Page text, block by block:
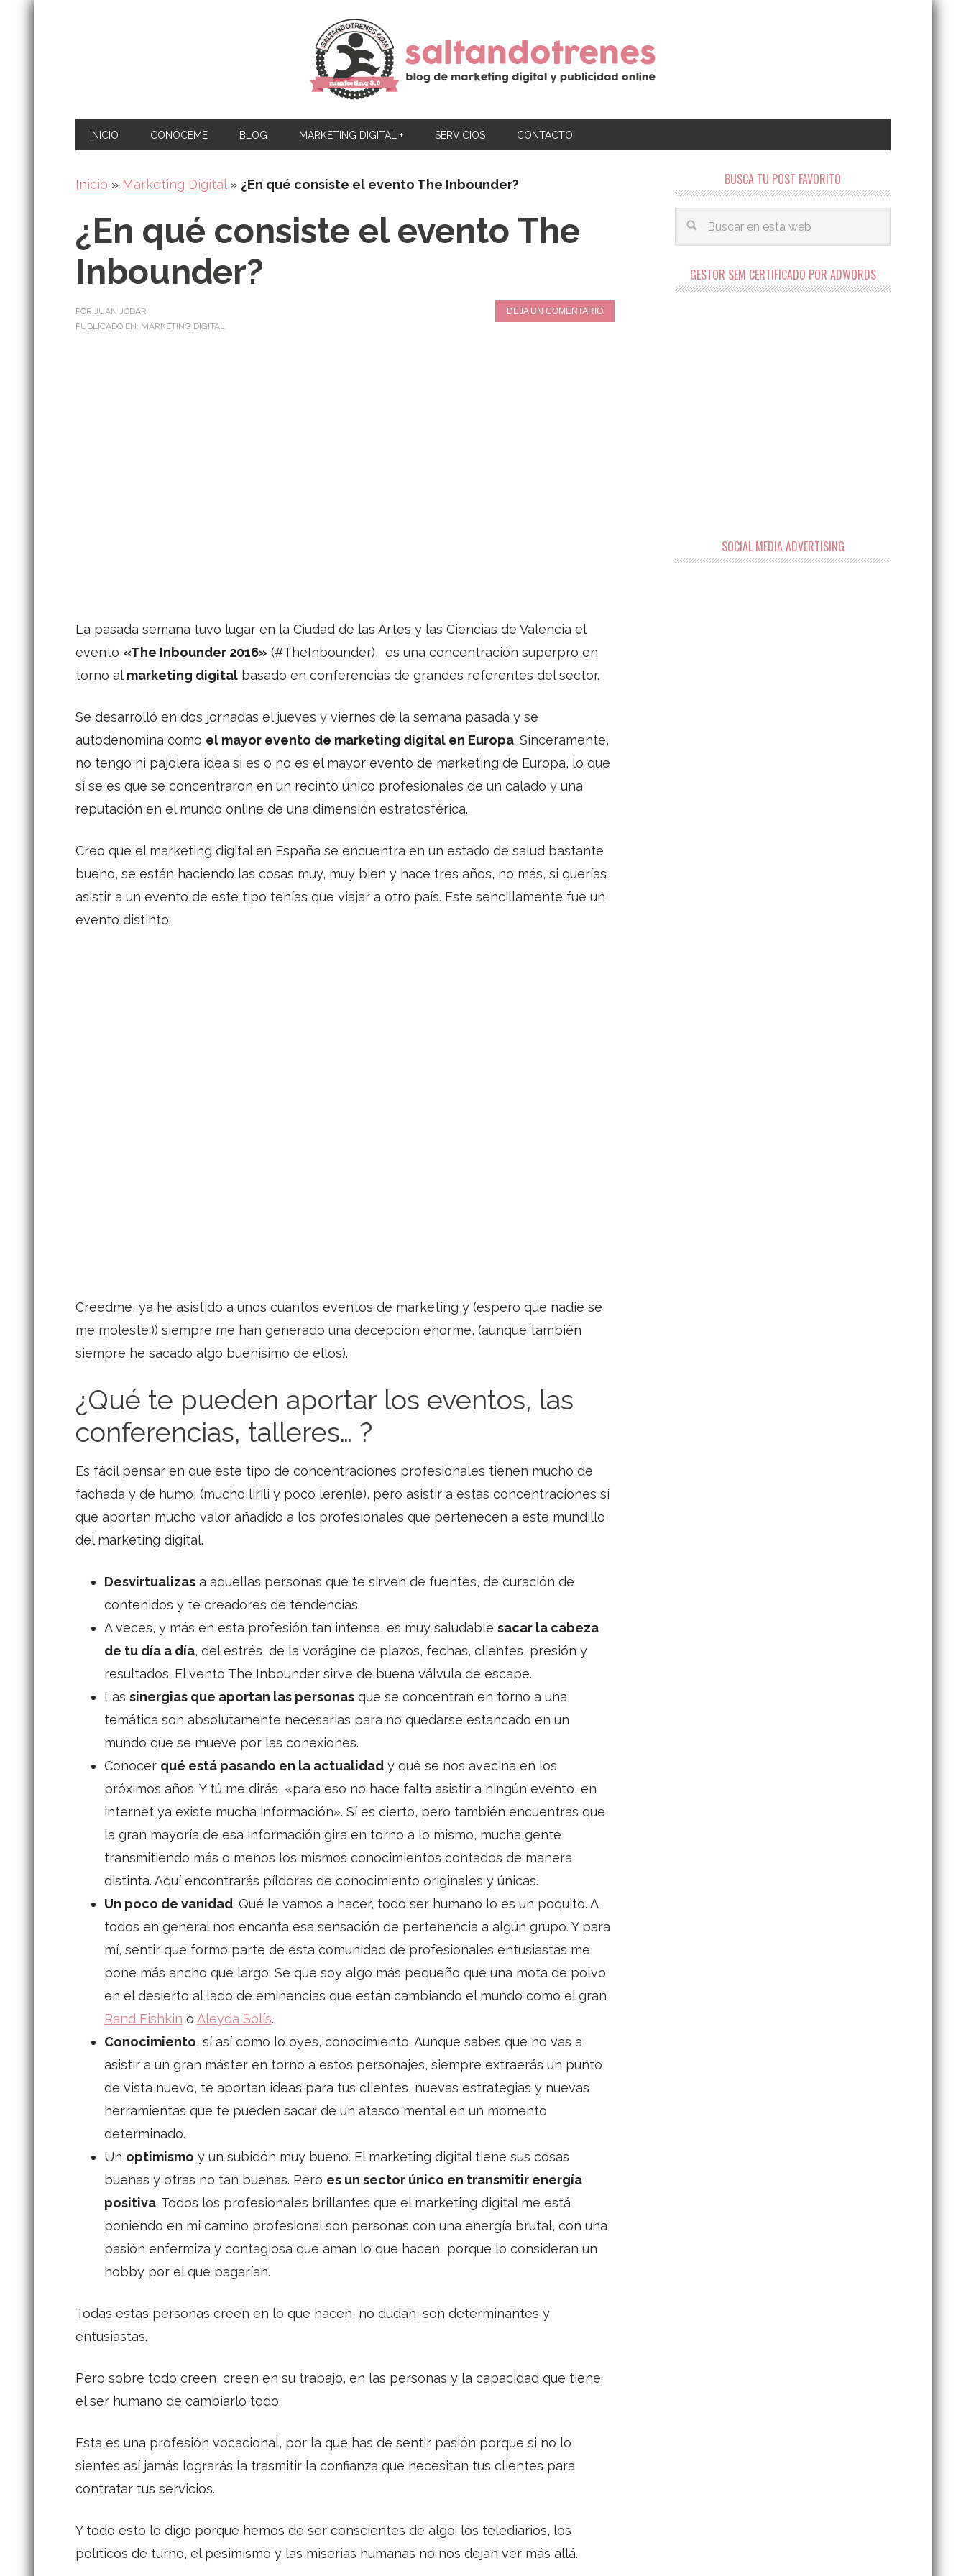
INICIO CONÓCEME BLOG MARKETING DIGITAL + SERVICIOS CONTACTO
Inicio » Marketing Digital» ¿En qué consiste el evento The Inbounder?
¿En qué consiste el evento The
Inbounder?
POR JUAN JÓDAR
DEJA UN COMENTARIO
PUBLICADO EN: MARKETING DIGITAL
La pasada semana tuvo lugar en la Ciudad de las Artes y las Ciencias de Valencia el
evento «The Inbounder 2016» (#TheInbounder), es una concentración superpro en
torno al marketing digitalbasado en conferencias de grandes referentes del sector.
Se desarrolló en dos jornadas el jueves y viernes de la semana pasada y se
autodenomina como el mayor evento de marketing digital en Europa. Sinceramente,
no tengo ni pajolera idea si es o no es el mayor evento de marketing de Europa, lo que
sí se es que se concentraron en un recinto único profesionales de un calado y una
reputación en el mundo online de una dimensión estratosférica.
Creo que el marketing digital en España se encuentra en un estado de salud bastante
bueno, se están haciendo las cosas muy, muy bien y hace tres años, no más, si querías
asistir a un evento de este tipo tenías que viajar a otro país. Este sencillamente fue un
evento distinto.
Creedme, ya he asistido a unos cuantos eventos de marketing y (espero que nadie se
me moleste:)) siempre me han generado una decepción enorme, (aunque también
siempre he sacado algo buenísimo de ellos).
¿Qué te pueden aportar los eventos, las
conferencias, talleres… ?
Es fácil pensar en que este tipo de concentraciones profesionales tienen mucho de
fachada y de humo, (mucho lirili y poco lerenle), pero asistir a estas concentraciones sí
que aportan mucho valor añadido a los profesionales que pertenecen a este mundillo
del marketing digital.
Desvirtualizasa aquellas personas que te sirven de fuentes, de curación de
contenidos y te creadores de tendencias.
A veces, y más en esta profesión tan intensa, es muy saludable sacar la cabeza
de tu día a día, del estrés, de la vorágine de plazos, fechas, clientes, presión y
resultados. El vento The Inbounder sirve de buena válvula de escape.
Las sinergias que aportan las personasque se concentran en torno a una
temática son absolutamente necesarias para no quedarse estancado en un
mundo que se mueve por las conexiones.
Conocer qué está pasando en la actualidady qué se nos avecina en los
próximos años. Y tú me dirás, «para eso no hace falta asistir a ningún evento, en
internet ya existe mucha información». Sí es cierto, pero también encuentras que
la gran mayoría de esa información gira en torno a lo mismo, mucha gente
transmitiendo más o menos los mismos conocimientos contados de manera
distinta. Aquí encontrarás píldoras de conocimiento originales y únicas.
Un poco de vanidad. Qué le vamos a hacer, todo ser humano lo es un poquito. A
todos en general nos encanta esa sensación de pertenencia a algún grupo. Y para
mí, sentir que formo parte de esta comunidad de profesionales entusiastas me
pone más ancho que largo. Se que soy algo más pequeño que una mota de polvo
en el desierto al lado de eminencias que están cambiando el mundo como el gran
Rand Fishkin o Aleyda Solís..
Conocimiento, sí así como lo oyes, conocimiento. Aunque sabes que no vas a
asistir a un gran máster en torno a estos personajes, siempre extraerás un punto
de vista nuevo, te aportan ideas para tus clientes, nuevas estrategias y nuevas
herramientas que te pueden sacar de un atasco mental en un momento
determinado.
Un optimismo y un subidón muy bueno. El marketing digital tiene sus cosas
buenas y otras no tan buenas. Pero es un sector único en transmitir energía
positiva. Todos los profesionales brillantes que el marketing digital me está
poniendo en mi camino profesional son personas con una energía brutal, con una
pasión enfermiza y contagiosa que aman lo que hacen porque lo consideran un
hobby por el que pagarían.
Todas estas personas creen en lo que hacen, no dudan, son determinantes y
entusiastas.
Pero sobre todo creen, creen en su trabajo, en las personas y la capacidad que tiene
el ser humano de cambiarlo todo.
Esta es una profesión vocacional, por la que has de sentir pasión porque si no lo
sientes así jamás lograrás la trasmitir la confianza que necesitan tus clientes para
contratar tus servicios.
Y todo esto lo digo porque hemos de ser conscientes de algo: los telediarios, los
políticos de turno, el pesimismo y las miserias humanas no nos dejan ver más allá.
BUSCA TU POST FAVORITO
GESTOR SEM CERTIFICADO POR ADWORDS
SOCIAL MEDIA ADVERTISING